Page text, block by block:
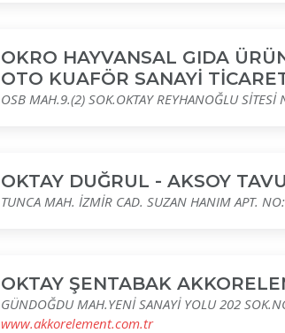
OKRO HAYVANSAL GIDA
OTO KUAFÖR SANAYİ
OSB MAH.9.(2) SOK.OKTAY REYHANOĞLU
OKTAY DUĞRUL - AKSOY
TUNCA MAH. İZMİR CAD. SUZAN HANIM APT.
OKTAY ŞENTABAK
GÜNDOĞDU MAH.YENİ SANAYİ YOLU 202
www.akkorelement.com.tr